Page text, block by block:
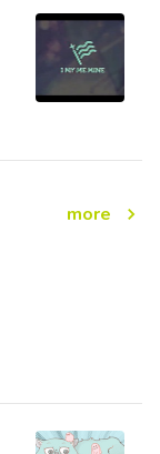
more